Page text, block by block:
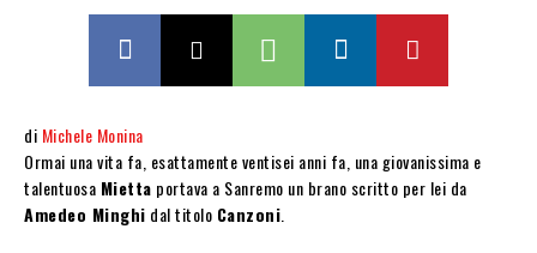
di Michele Monina
Ormai una vita fa, esattamente ventisei anni fa, una giovanissima e
talentuosa Mietta portava a Sanremo un brano scritto per lei da
Amedeo Minghi dal titolo Canzoni